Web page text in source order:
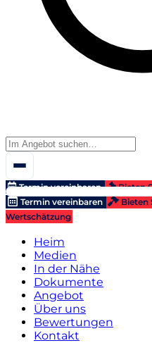
Termin vereinbaren Bieten
Termin vereinbaren
Bieten
Wertschätzung
Heim
Medien
In der Nähe
Dokumente
Angebot
Über uns
Bewertungen
Kontakt